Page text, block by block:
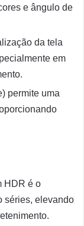
e ângulo de
da tela
em
permite uma
HDR é o
séries, elevando